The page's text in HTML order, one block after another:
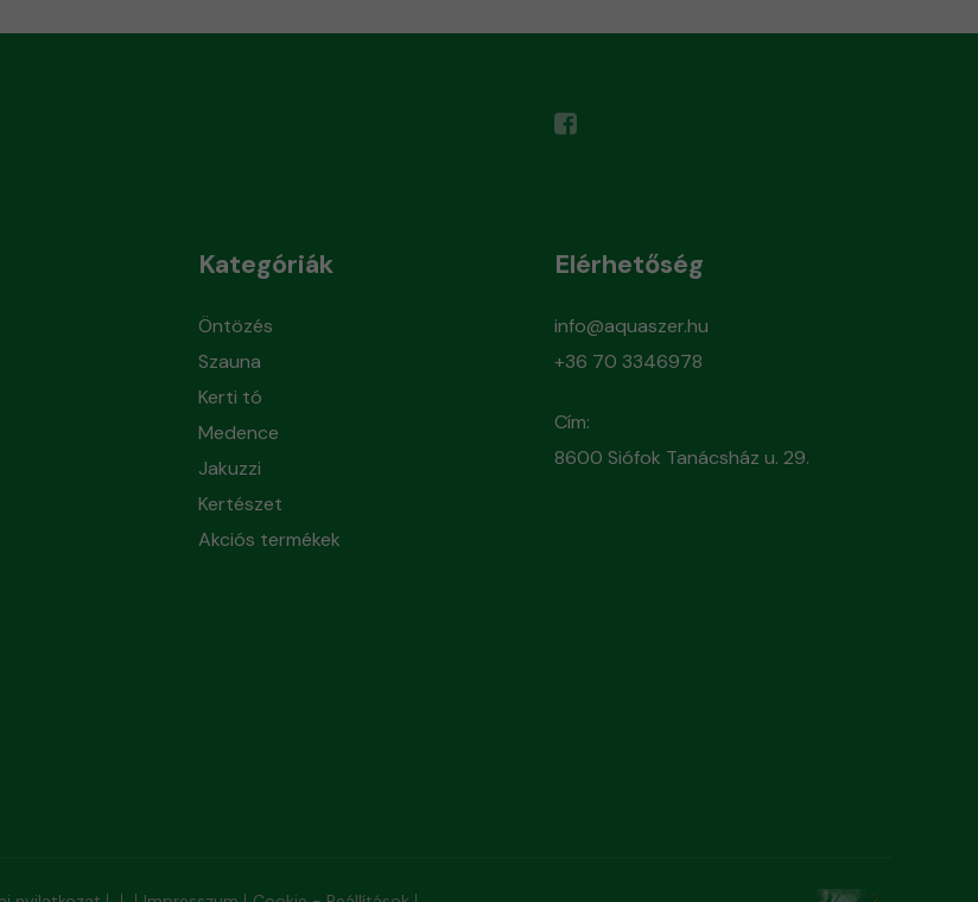
Kategóriák
Öntözés
Szauna
Kerti tó
Medence
Jakuzzi
Kertészet
Akciós termékek
Elérhetőség
info@aquaszer.hu
+36 70 3346978
Cím:
8600 Siófok Tanácsház u. 29.